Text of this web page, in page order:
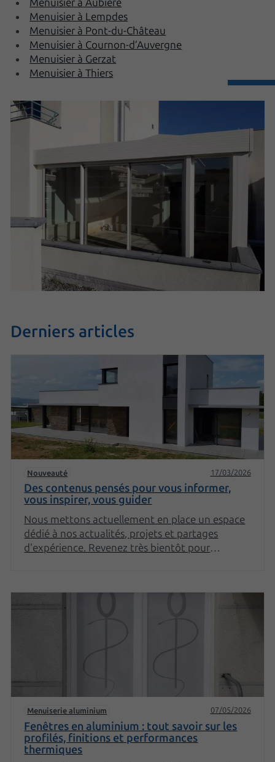
Menuisier à Lempdes
Menuisier à Pont-du-Château
Menuisier à Cournon-d’Auvergne
Menuisier à Gerzat
Menuisier à Thiers
Derniers articles
Nouveauté 17/03/2026
Des contenus pensés pour vous informer,
vous inspirer, vous guider
Nous mettons actuellement en place un espace
dédié à nos actualités, projets et partages
d'expérience. Revenez très bientôt pour
Menuiserie aluminium 07/05/2026
Fenêtres en aluminium : tout savoir sur les
profilés, finitions et performances
thermiques